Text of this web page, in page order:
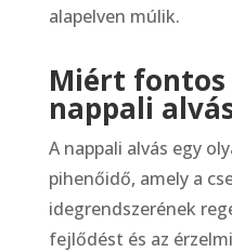
alapelven múlik.
Miért fontos
nappali
A nappali alvás egy
pihenőidő, amely a
idegrendszerének
fejlődést és az